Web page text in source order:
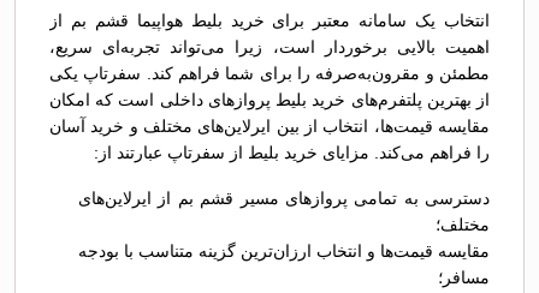
انتخاب یک سامانه معتبر برای خرید بلیط هواپیما قشم بم از
اهمیت بالایی برخوردار است، زیرا می‌تواند تجربه‌ای سریع،
مطمئن و مقرون‌به‌صرفه را برای شما فراهم کند. سفرتاپ یکی
از بهترین پلتفرم‌های خرید بلیط پروازهای داخلی است که امکان
مقایسه قیمت‌ها، انتخاب از بین ایرلاین‌های مختلف و خرید آسان
را فراهم می‌کند. مزایای خرید بلیط از سفرتاپ عبارتند از:
دسترسی به تمامی پروازهای مسیر قشم بم از ایرلاین‌های
مختلف؛
مقایسه قیمت‌ها و انتخاب ارزان‌ترین گزینه متناسب با بودجه
مسافر؛